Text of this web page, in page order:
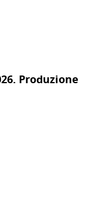
Produzione